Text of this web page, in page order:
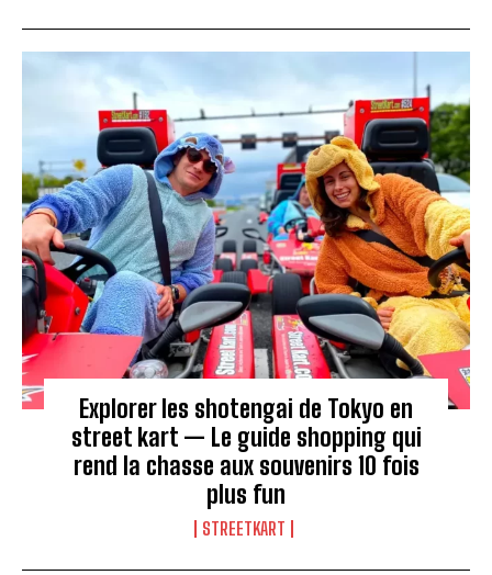
Explorer les shotengai de Tokyo en
street kart — Le guide shopping qui
rend la chasse aux souvenirs 10 fois
plus fun
STREETKART